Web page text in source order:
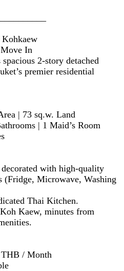
In
2-story detached
premier residential
| 73 sq.w. Land
| 1 Maid’s Room
with high-quality
(Fridge, Microwave, Washing
Thai Kitchen.
Kaew, minutes from
THB / Month